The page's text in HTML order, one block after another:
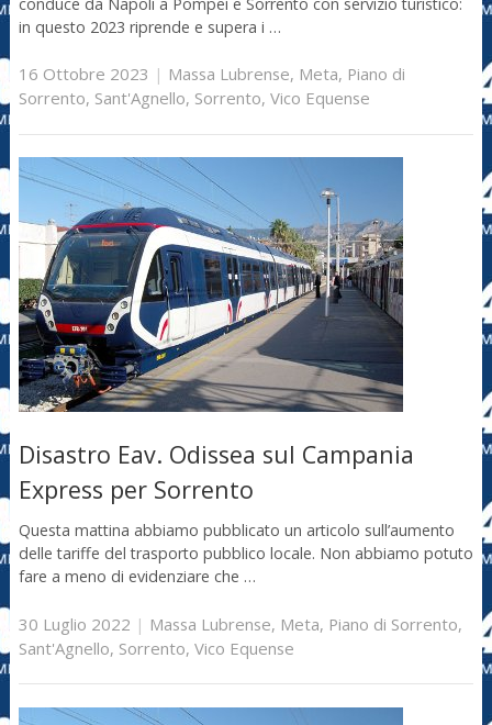
in questo 2023 riprende e supera i …
16 Ottobre 2023 | Massa Lubrense, Meta, Piano di
Sorrento, Sant'Agnello, Sorrento, Vico Equense
Disastro Eav. Odissea sul Campania
Express per Sorrento
Questa mattina abbiamo pubblicato un articolo sull’aumento
delle tariffe del trasporto pubblico locale. Non abbiamo potuto
fare a meno di evidenziare che …
30 Luglio 2022 | Massa Lubrense, Meta, Piano di Sorrento,
Sant'Agnello, Sorrento, Vico Equense